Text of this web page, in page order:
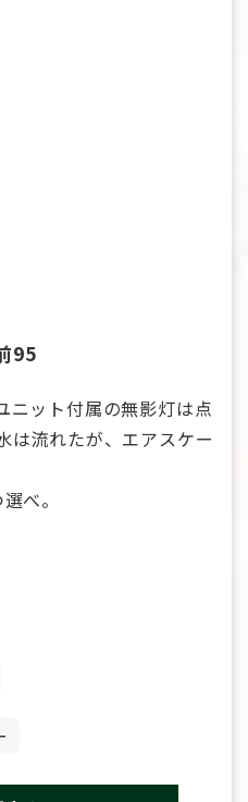
95
ニット付属の無影灯は点
は流れたが、エアスケー
べ。